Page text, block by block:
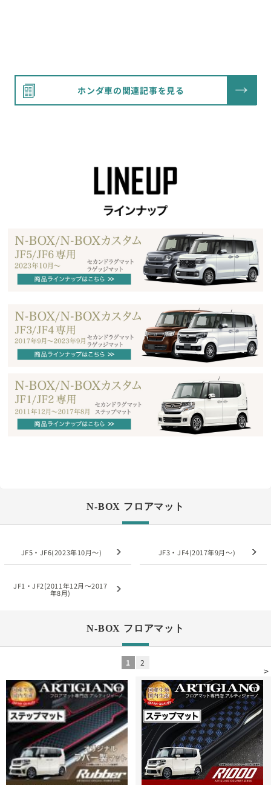
ホンダ車の関連記事を見る
N-BOX フロアマット
JF5・JF6(2023年10月～) JF3・JF4(2017年9月～)
JF1・JF2(2011年12月～2017
年8月)
N-BOX フロアマット
>
1 2